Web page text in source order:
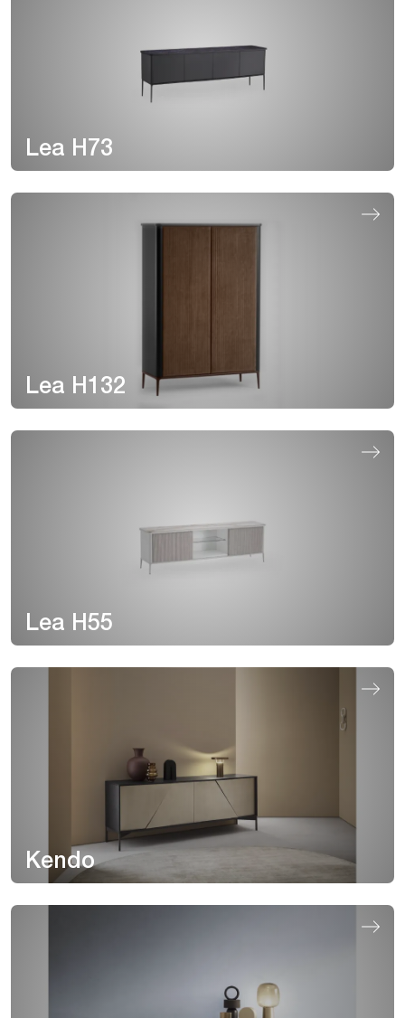
Lea H73
Lea H132
Lea H55
Kendo